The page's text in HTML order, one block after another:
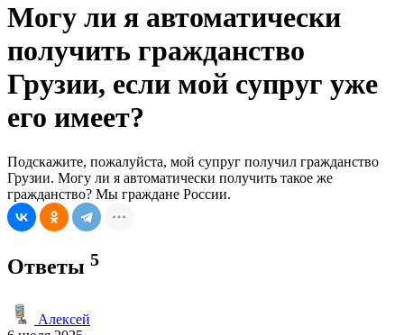
Могу ли я автоматически
получить гражданство
Грузии, если мой супруг уже
его имеет?
Подскажите, пожалуйста, мой супруг получил гражданство
Грузии. Могу ли я автоматически получить такое же
гражданство? Мы граждане России.
Ответы 5
Алексей